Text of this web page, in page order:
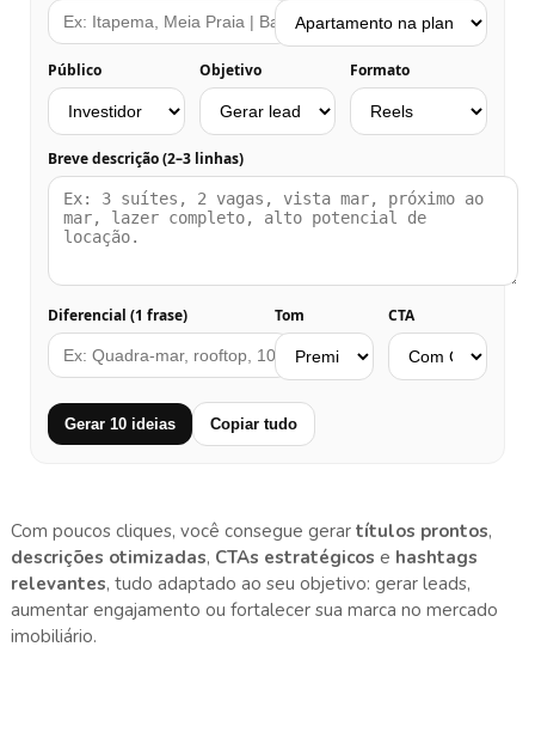
Público Objetivo Formato
Breve descrição (2–3 linhas)
Diferencial (1 frase) Tom CTA
Gerar 10 ideias Copiar tudo
Com poucos cliques, você consegue gerar títulos prontos,
descrições otimizadas, CTAs estratégicos e hashtags
relevantes, tudo adaptado ao seu objetivo: gerar leads,
aumentar engajamento ou fortalecer sua marca no mercado
imobiliário.